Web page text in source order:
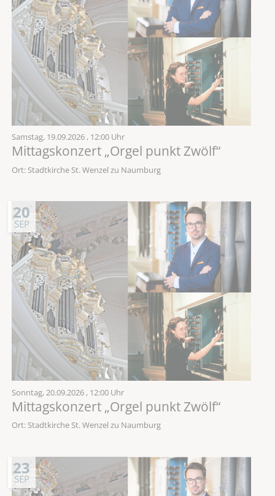
Samstag, 19.09.2026 , 12:00 Uhr
Mittagskonzert „Orgel punkt Zwölf“
Ort: Stadtkirche St. Wenzel zu Naumburg
20
SEP
Sonntag, 20.09.2026 , 12:00 Uhr
Mittagskonzert „Orgel punkt Zwölf“
Ort: Stadtkirche St. Wenzel zu Naumburg
23
SEP